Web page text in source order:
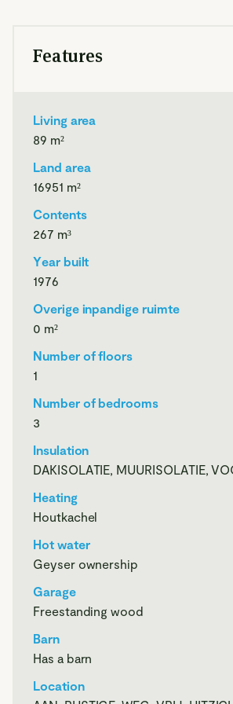
groots durft te denken, is dit een
plek waar je een droomhuis kunt
die nog maar zelden te vinden is. Hier
zomaar vrijstaand, maar echt op een
buitenaf, met alle rust en vrijheid om je
op korte afstand en alle dagelijkse
horeca en verbindingen binnen
Bouwmogelijkheden: ter plaatse van de
de achtergelegen bijgebouwen bevindt
bouwvlak voor het bouwen van een
bijgebouwen. Ter plaatse van het
respectievelijk Natuur en Agrarisch (met
verdere info en regels ter plaatse,
naar www.omgevingsloket.nl
De globale indeling:
Begane grond, entree in de hal met
toegang tot de woonkamer, eenvoudige
de woning, tussenhal met toiletruimte
slaapkamers aan de onderzijde van de
serre, de serre vormt een fijne extra
Features
Living area
89 m²
Land area
16951 m²
Contents
267 m³
Year built
1976
Overige inpandige ruimte
0 m²
Number of floors
1
Number of bedrooms
3
Insulation
DAKISOLATIE, MUURISOLATIE,
Heating
Houtkachel
Hot water
Geyser ownership
Garage
Freestanding wood
Barn
Has a barn
Location